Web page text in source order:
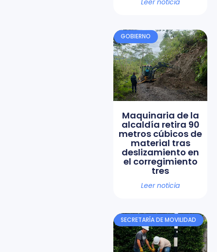
Leer noticia
GOBIERNO
Maquinaria de la
alcaldía retira 90
metros cúbicos de
material tras
deslizamiento en
el corregimiento
tres
Leer noticia
SECRETARÍA DE MOVILIDAD